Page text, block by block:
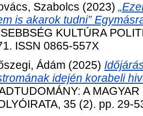
Szabolcs (2023)
is akarok tudni”
KULTÚRA
ISSN 0865-557X
Ádám (2025)
idején korabeli
A
35 (2). pp. 29-